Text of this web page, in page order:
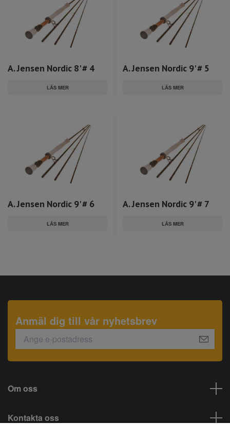
A. Jensen Nordic 8' # 4
LÄS MER
A. Jensen Nordic 9' # 5
LÄS MER
A. Jensen Nordic 9' # 6
LÄS MER
A. Jensen Nordic 9' # 7
LÄS MER
Anmäl dig till vår nyhetsbrev
Om oss
Kontakta oss